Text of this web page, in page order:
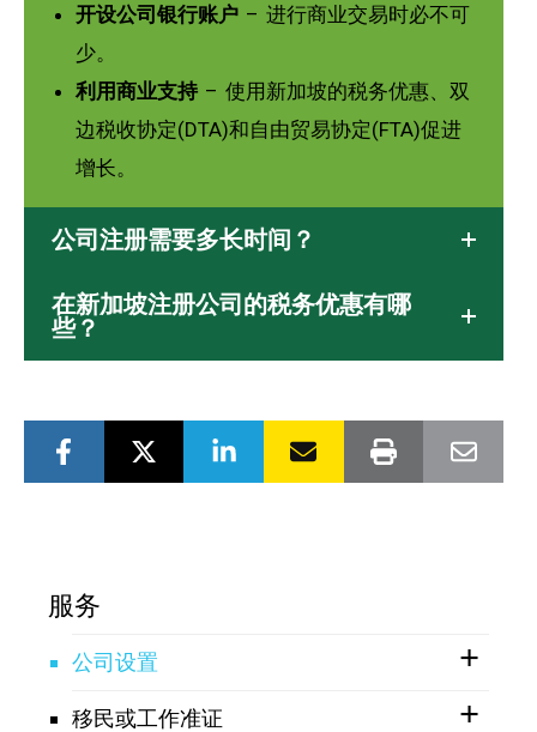
开设公司银行账户 – 进行商业交易时必不可
少。
利用商业支持– 使用新加坡的税务优惠、双
边税收协定(DTA)和自由贸易协定(FTA)促进
增长。
公司注册需要多长时间？
在新加坡注册公司的税务优惠有哪
些？
服务
公司设置
移民或工作准证